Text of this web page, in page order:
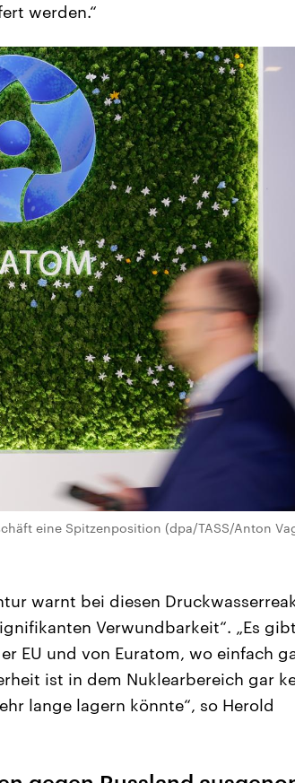
werden.“
eine Spitzenposition (dpa/TASS/Anton
warnt bei diesen
Verwundbarkeit“. „Es gibt
EU und von Euratom, wo einfach
ist in dem Nuklearbereich gar
lange lagern könnte“, so Herold